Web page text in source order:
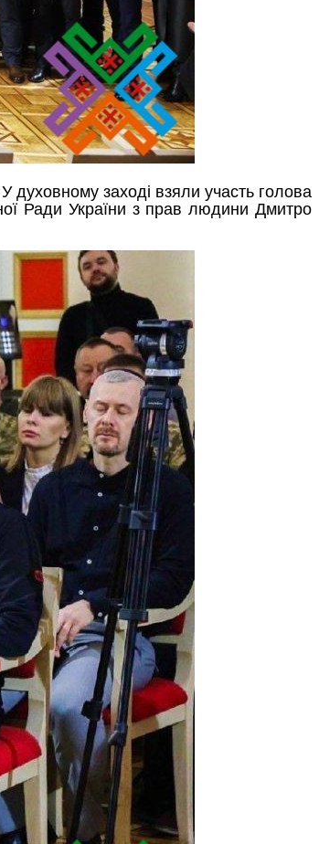
духовному заході взяли участь голова
Ради України з прав людини Дмитро